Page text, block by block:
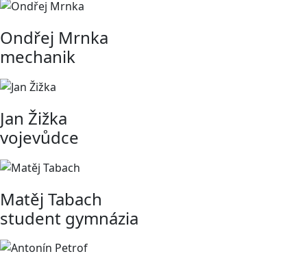
Ondřej Mrnka
mechanik
Jan Žižka
vojevůdce
Matěj Tabach
student gymnázia